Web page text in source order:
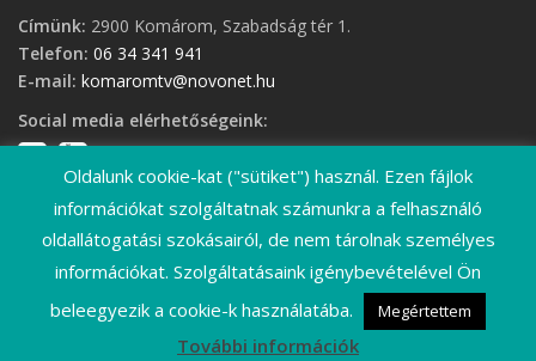
Címünk: 2900 Komárom, Szabadság tér 1.
Telefon: 06 34 341 941
E-mail: komaromtv@novonet.hu
Social media elérhetőségeink:
©2026 Komáromi Televízió • Minden jog fenntartva!
Oldalunk cookie-kat ("sütiket") használ. Ezen fájlok
információkat szolgáltatnak számunkra a felhasználó
oldallátogatási szokásairól, de nem tárolnak személyes
információkat. Szolgáltatásaink igénybevételével Ön
beleegyezik a cookie-k használatába.
Megértettem
További információk